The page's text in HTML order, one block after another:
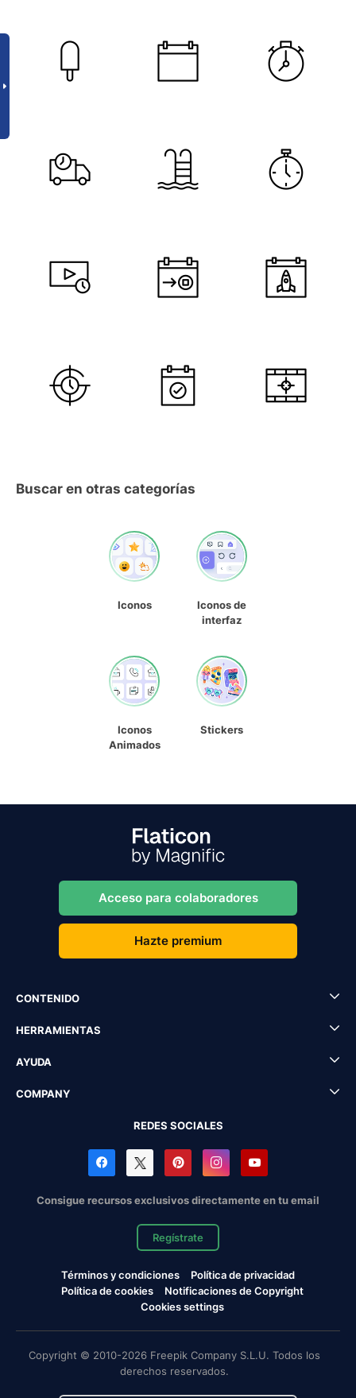
Buscar en otras categorías
Iconos
Iconos de
interfaz
Iconos
Animados
Stickers
Acceso para colaboradores
Hazte premium
CONTENIDO
HERRAMIENTAS
AYUDA
COMPANY
REDES SOCIALES
Consigue recursos exclusivos directamente en tu email
Regístrate
Términos y condiciones
Política de privacidad
Política de cookies
Notificaciones de Copyright
Cookies settings
Copyright © 2010-2026 Freepik Company S.L.U. Todos los
derechos reservados.